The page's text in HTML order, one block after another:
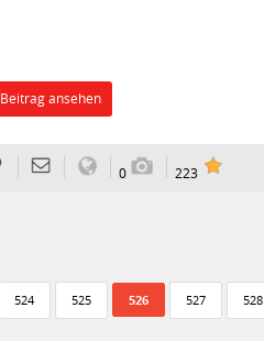
Beitrag ansehen
0 223
524 525 526 527 528